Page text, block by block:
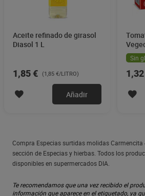
Aceite refinado de girasol
Diasol 1 L
1,85 € (1,85 €/LITRO)
Añadir
Sin
Compra Especias surtidas molidas Carmencita
sección de Especias y hierbas. Todos los
disponibles en supermercados DIA.
Te recomendamos que una vez recibido el
información que aparece en el etiquetado, ya